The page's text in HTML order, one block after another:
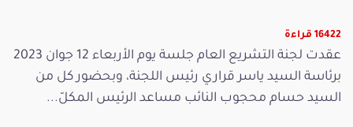
16422 قراءة
عقدت لجنة التشريع العام جلسة يوم الأربعاء 12 جوان 2023
برئاسة السيد ياسر قراري رئيس اللجنة، وبحضور كل من
السيد حسام محجوب النائب مساعد الرئيس المكلّ...